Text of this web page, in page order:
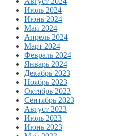
Июль 2024
Июнь 2024
Май 2024
Апрель 2024
Март 2024
Февраль 2024
Январь 2024
Декабрь 2023
Ноябрь 2023
Октябрь 2023
Сентябрь 2023
Август 2023
Июль 2023
Июнь 2023